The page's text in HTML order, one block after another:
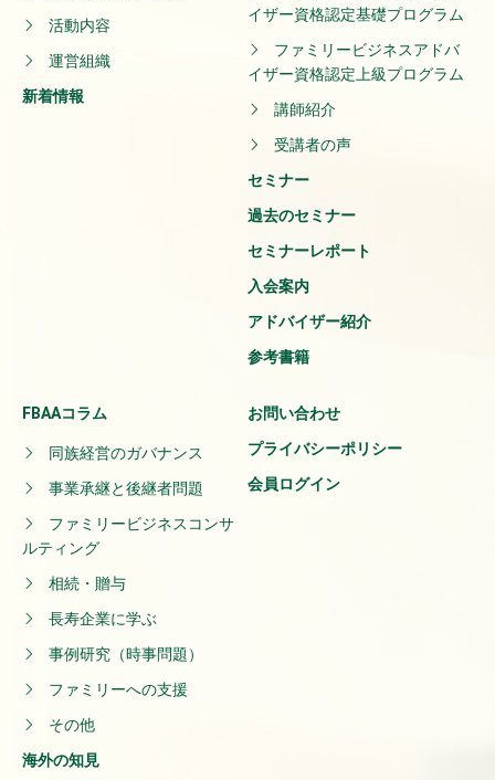
活動内容
運営組織
新着情報
イザー資格認定基礎プログラム
ファミリービジネスアドバ
イザー資格認定上級プログラム
講師紹介
受講者の声
セミナー
過去のセミナー
セミナーレポート
入会案内
アドバイザー紹介
参考書籍
FBAAコラム
同族経営のガバナンス
事業承継と後継者問題
ファミリービジネスコンサ
ルティング
相続・贈与
長寿企業に学ぶ
事例研究（時事問題）
ファミリーへの支援
その他
海外の知見
お問い合わせ
プライバシーポリシー
会員ログイン